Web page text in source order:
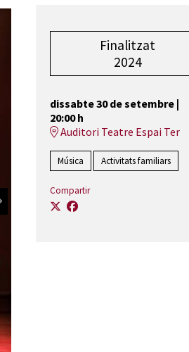
Finalitzat
2024
dissabte 30 de setembre|
20:00 h
Auditori Teatre Espai Ter
Música Activitats familiars
Compartir